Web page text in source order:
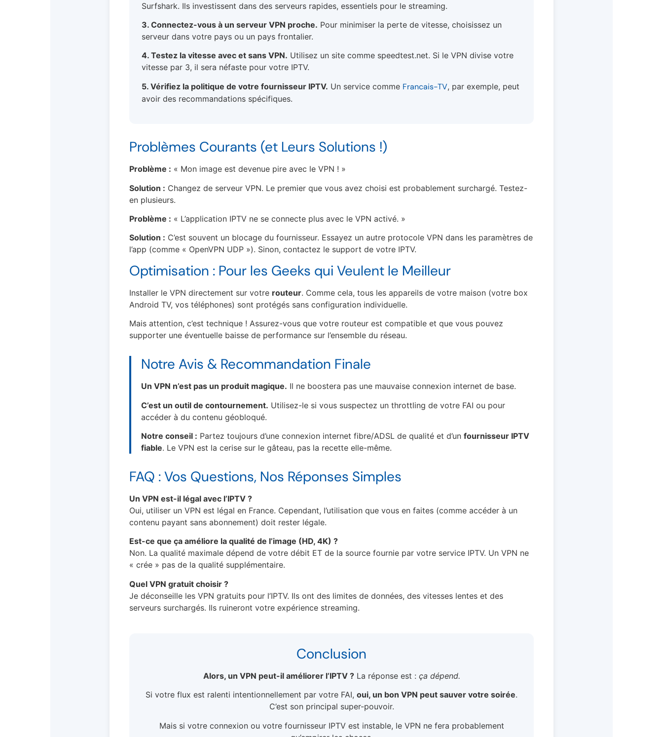
Surfshark. Ils investissent dans des serveurs rapides, essentiels pour le streaming.
3. Connectez-vous à un serveur VPN proche. Pour minimiser la perte de vitesse, choisissez un
serveur dans votre pays ou un pays frontalier.
4. Testez la vitesse avec et sans VPN. Utilisez un site comme speedtest.net. Si le VPN divise votre
vitesse par 3, il sera néfaste pour votre IPTV.
5. Vérifiez la politique de votre fournisseur IPTV. Un service comme Francais-TV, par exemple, peut
avoir des recommandations spécifiques.
Problèmes Courants (et Leurs Solutions !)
Problème : « Mon image est devenue pire avec le VPN ! »
Solution : Changez de serveur VPN. Le premier que vous avez choisi est probablement surchargé. Testez-
en plusieurs.
Problème : « L’application IPTV ne se connecte plus avec le VPN activé. »
Solution : C’est souvent un blocage du fournisseur. Essayez un autre protocole VPN dans les paramètres de
l’app (comme « OpenVPN UDP »). Sinon, contactez le support de votre IPTV.
Optimisation : Pour les Geeks qui Veulent le Meilleur
Installer le VPN directement sur votre routeur. Comme cela, tous les appareils de votre maison (votre box
Android TV, vos téléphones) sont protégés sans configuration individuelle.
Mais attention, c’est technique ! Assurez-vous que votre routeur est compatible et que vous pouvez
supporter une éventuelle baisse de performance sur l’ensemble du réseau.
Notre Avis & Recommandation Finale
Un VPN n’est pas un produit magique. Il ne boostera pas une mauvaise connexion internet de base.
C’est un outil de contournement. Utilisez-le si vous suspectez un throttling de votre FAI ou pour
accéder à du contenu géobloqué.
Notre conseil : Partez toujours d’une connexion internet fibre/ADSL de qualité et d’un fournisseur IPTV
fiable. Le VPN est la cerise sur le gâteau, pas la recette elle-même.
FAQ : Vos Questions, Nos Réponses Simples
Un VPN est-il légal avec l’IPTV ?
Oui, utiliser un VPN est légal en France. Cependant, l’utilisation que vous en faites (comme accéder à un
contenu payant sans abonnement) doit rester légale.
Est-ce que ça améliore la qualité de l’image (HD, 4K) ?
Non. La qualité maximale dépend de votre débit ET de la source fournie par votre service IPTV. Un VPN ne
« crée » pas de la qualité supplémentaire.
Quel VPN gratuit choisir ?
Je déconseille les VPN gratuits pour l’IPTV. Ils ont des limites de données, des vitesses lentes et des
serveurs surchargés. Ils ruineront votre expérience streaming.
Conclusion
Alors, un VPN peut-il améliorer l’IPTV ?La réponse est : ça dépend.
Si votre flux est ralenti intentionnellement par votre FAI, oui, un bon VPN peut sauver votre soirée.
C’est son principal super-pouvoir.
Mais si votre connexion ou votre fournisseur IPTV est instable, le VPN ne fera probablement